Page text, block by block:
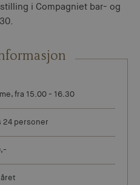
i Compagniet bar- og
fra 15.00 - 16.30
24 personer